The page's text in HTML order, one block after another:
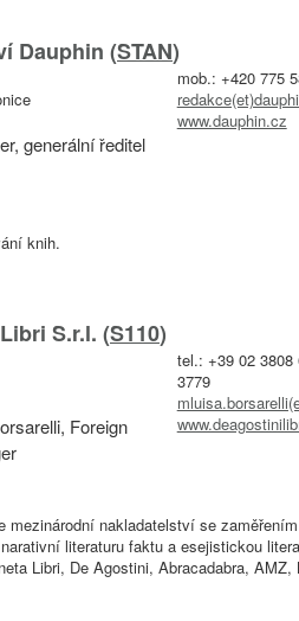
Dauphin (STAN)
generální ředitel
mob.: +420 775
www.dauphin.cz
knih.
S.r.l. (S110)
Foreign
tel.: +39 02 3808
3779
mezinárodní nakladatelství se
literaturu faktu a esejistickou
Libri, De Agostini, Abracadabra, AMZ,